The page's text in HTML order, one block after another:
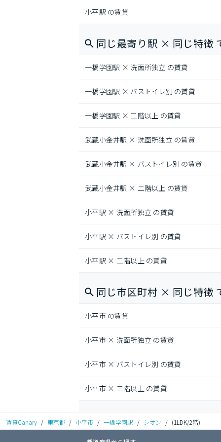
小平駅 の賃貸
同じ最寄り駅 × 同じ特徴
一橋学園駅 × 洗面所独立 の賃貸
一橋学園駅 × バストイレ別 の賃貸
一橋学園駅 × 二階以上 の賃貸
武蔵小金井駅 × 洗面所独立 の賃貸
武蔵小金井駅 × バストイレ別 の賃貸
武蔵小金井駅 × 二階以上 の賃貸
小平駅 × 洗面所独立 の賃貸
小平駅 × バストイレ別 の賃貸
小平駅 × 二階以上 の賃貸
同じ市区町村 × 同じ特徴
小平市 の賃貸
小平市 × 洗面所独立 の賃貸
小平市 × バストイレ別 の賃貸
小平市 × 二階以上 の賃貸
賃貸Canary / 東京都 / 小平市 / 一橋学園駅 / シオン / (1LDK/2階)